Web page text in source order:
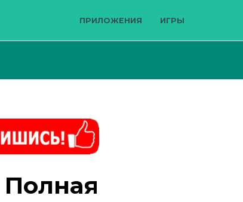
ПРИЛОЖЕНИЯ ИГРЫ
Полная